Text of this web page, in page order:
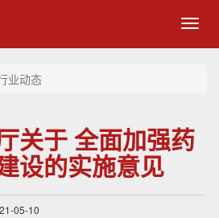
业动态
关于 全面加强药
设的实施意见
05-10